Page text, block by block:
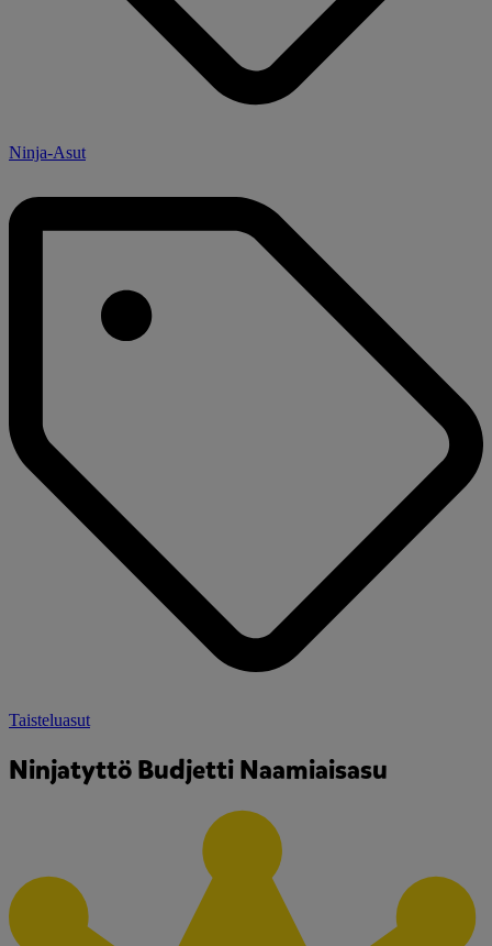
Ninja-Asut
Taisteluasut
Ninjatyttö Budjetti Naamiaisasu